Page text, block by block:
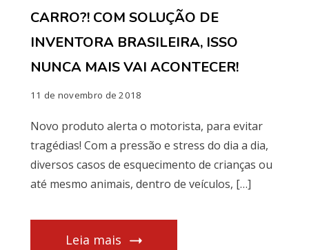
CARRO?! COM SOLUÇÃO DE
INVENTORA BRASILEIRA, ISSO
NUNCA MAIS VAI ACONTECER!
11 de novembro de 2018
Novo produto alerta o motorista, para evitar
tragédias! Com a pressão e stress do dia a dia,
diversos casos de esquecimento de crianças ou
até mesmo animais, dentro de veículos, […]
Leia mais